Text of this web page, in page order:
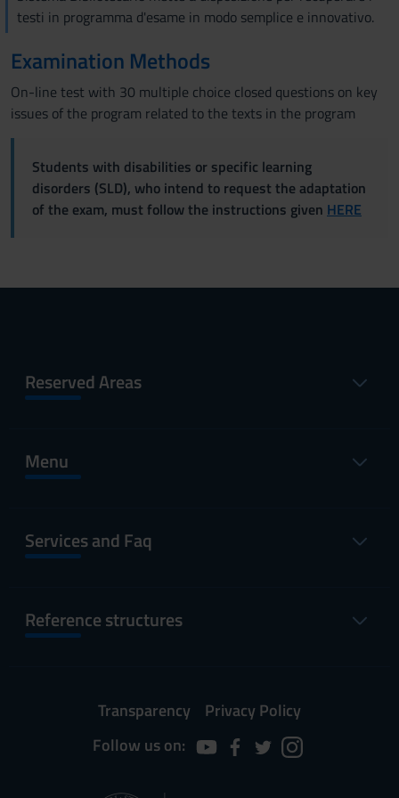
testi in programma d'esame in modo semplice e innovativo.
Examination Methods
On-line test with 30 multiple choice closed questions on key
issues of the program related to the texts in the program
Students with disabilities or specific learning
disorders (SLD), who intend to request the adaptation
of the exam, must follow the instructions given HERE
Reserved Areas
Menu
Services and Faq
Reference structures
Transparency
Privacy Policy
Follow us on: